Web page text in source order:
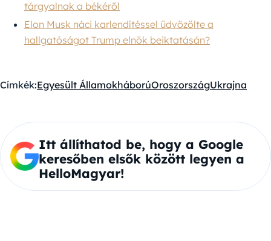
tárgyalnak a békéről
Elon Musk náci karlendítéssel üdvözölte a
hallgatóságot Trump elnök beiktatásán?
Címkék:Egyesült ÁllamokháborúOroszországUkrajna
Itt állíthatod be, hogy a Google
keresőben elsők között legyen a
HelloMagyar!